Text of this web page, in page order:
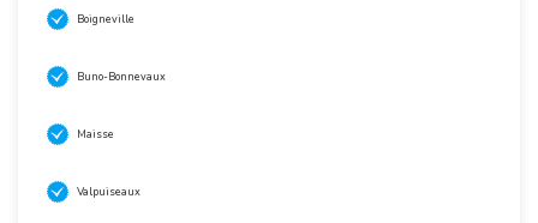
Boigneville
Buno-Bonnevaux
Maisse
Valpuiseaux